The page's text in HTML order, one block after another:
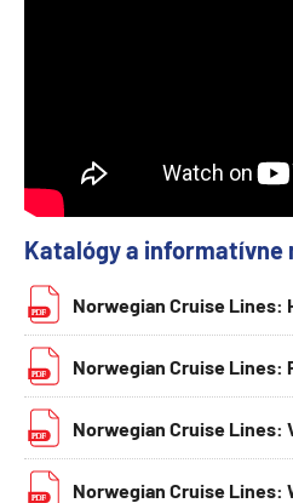
Katalógy a informatívne
Norwegian Cruise Lines:
Norwegian Cruise Lines:
Norwegian Cruise Lines:
Norwegian Cruise Lines: